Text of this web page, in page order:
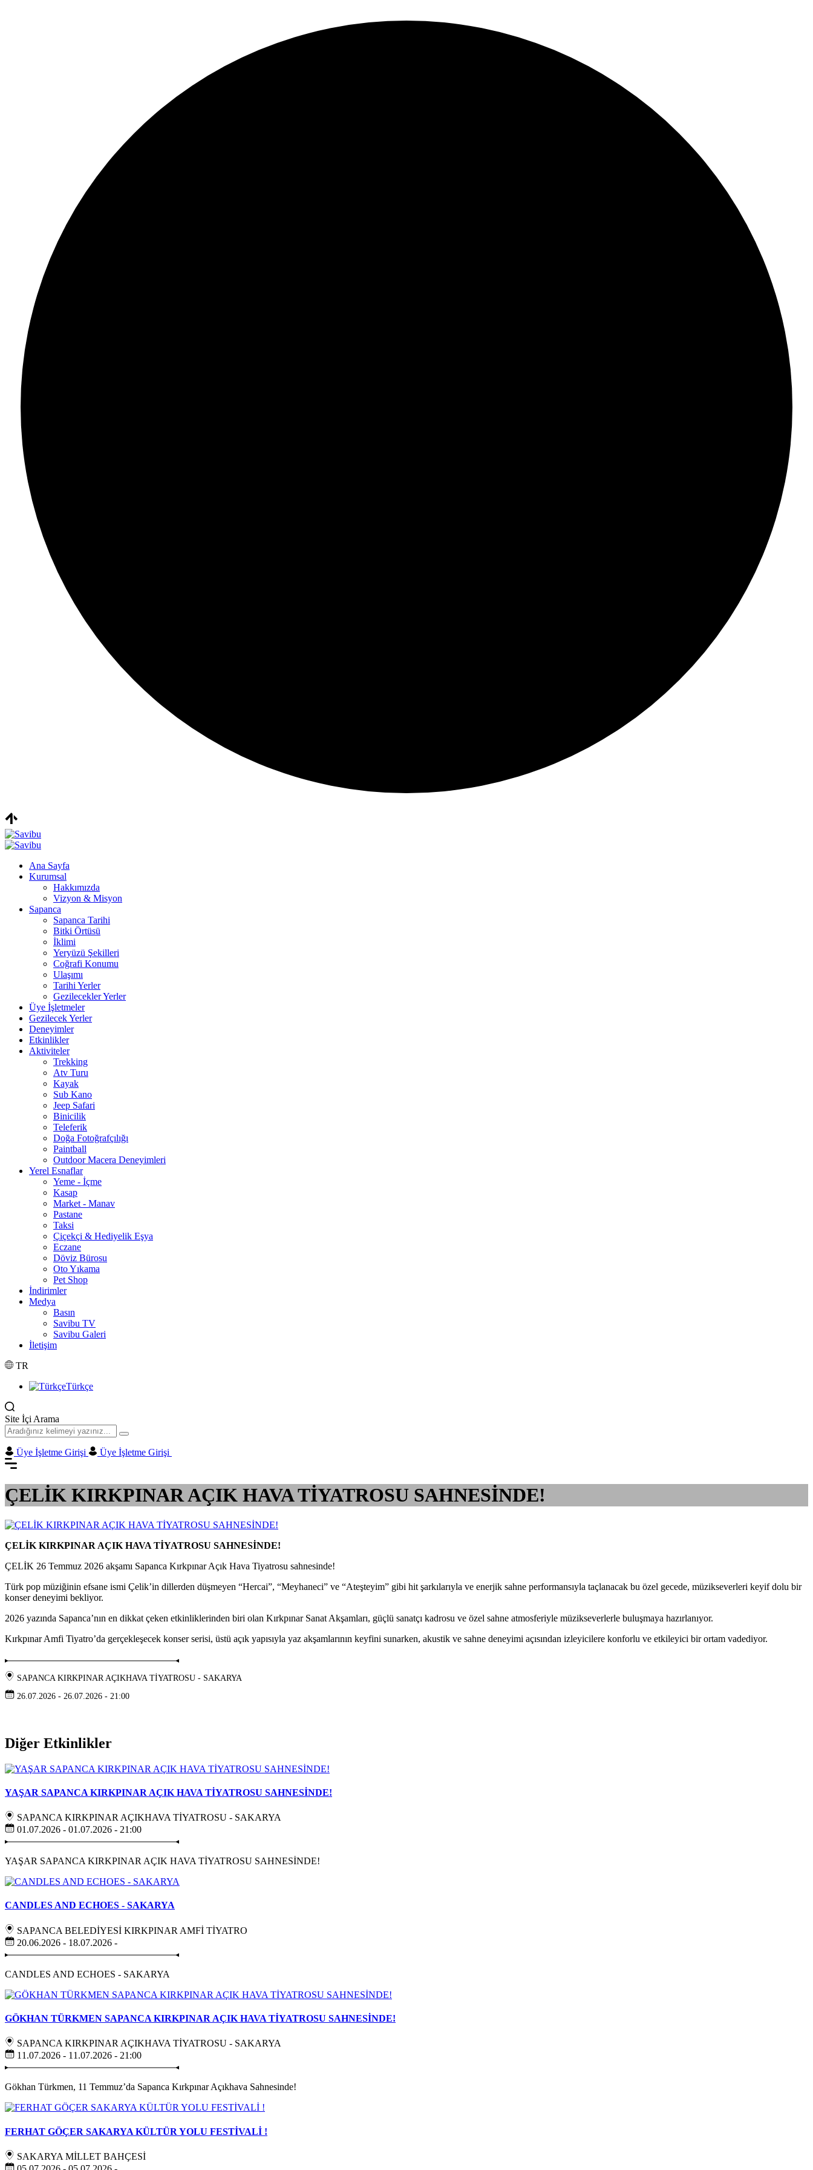
Ana Sayfa
Kurumsal
Hakkımızda
Vizyon & Misyon
Sapanca
Sapanca Tarihi
Bitki Örtüsü
İklimi
Yeryüzü Şekilleri
Coğrafi Konumu
Ulaşımı
Tarihi Yerler
Gezilecekler Yerler
Üye İşletmeler
Gezilecek Yerler
Deneyimler
Etkinlikler
Aktiviteler
Trekking
Atv Turu
Kayak
Sub Kano
Jeep Safari
Binicilik
Teleferik
Doğa Fotoğrafçılığı
Paintball
Outdoor Macera Deneyimleri
Yerel Esnaflar
Yeme - İçme
Kasap
Market - Manav
Pastane
Taksi
Çiçekçi & Hediyelik Eşya
Eczane
Döviz Bürosu
Oto Yıkama
Pet Shop
İndirimler
Medya
Basın
Savibu TV
Savibu Galeri
İletişim
TR
Türkçe
Site İçi Arama
Üye İşletme Girişi Üye İşletme Girişi
ÇELİK KIRKPINAR AÇIK HAVA TİYATROSU SAHNESİNDE!
ÇELİK KIRKPINAR AÇIK HAVA TİYATROSU SAHNESİNDE!
ÇELİK 26 Temmuz 2026 akşamı Sapanca Kırkpınar Açık Hava Tiyatrosu sahnesinde!
Türk pop müziğinin efsane ismi Çelik’in dillerden düşmeyen “Hercai”, “Meyhaneci” ve “Ateşteyim” gibi hit şarkılarıyla ve enerjik sahne performansıyla taçlanacak bu özel gecede, müzikseverleri keyif dolu bir
konser deneyimi bekliyor.
2026 yazında Sapanca’nın en dikkat çeken etkinliklerinden biri olan Kırkpınar Sanat Akşamları, güçlü sanatçı kadrosu ve özel sahne atmosferiyle müzikseverlerle buluşmaya hazırlanıyor.
Kırkpınar Amfi Tiyatro’da gerçekleşecek konser serisi, üstü açık yapısıyla yaz akşamlarının keyfini sunarken, akustik ve sahne deneyimi açısından izleyicilere konforlu ve etkileyici bir ortam vadediyor.
SAPANCA KIRKPINAR AÇIKHAVA TİYATROSU - SAKARYA
26.07.2026 - 26.07.2026 - 21:00
Diğer Etkinlikler
YAŞAR SAPANCA KIRKPINAR AÇIK HAVA TİYATROSU SAHNESİNDE!
SAPANCA KIRKPINAR AÇIKHAVA TİYATROSU - SAKARYA
01.07.2026 - 01.07.2026 - 21:00
YAŞAR SAPANCA KIRKPINAR AÇIK HAVA TİYATROSU SAHNESİNDE!
CANDLES AND ECHOES - SAKARYA
SAPANCA BELEDİYESİ KIRKPINAR AMFİ TİYATRO
20.06.2026 - 18.07.2026 -
CANDLES AND ECHOES - SAKARYA
GÖKHAN TÜRKMEN SAPANCA KIRKPINAR AÇIK HAVA TİYATROSU SAHNESİNDE!
SAPANCA KIRKPINAR AÇIKHAVA TİYATROSU - SAKARYA
11.07.2026 - 11.07.2026 - 21:00
Gökhan Türkmen, 11 Temmuz’da Sapanca Kırkpınar Açıkhava Sahnesinde!
FERHAT GÖÇER SAKARYA KÜLTÜR YOLU FESTİVALİ !
SAKARYA MİLLET BAHÇESİ